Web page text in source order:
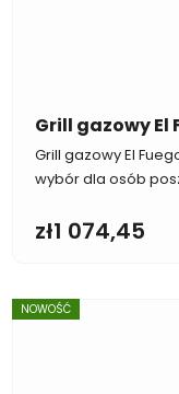
Grill gazowy El
zł1 074,45
Grill gazowy El
wybór dla osób
NOWOŚĆ